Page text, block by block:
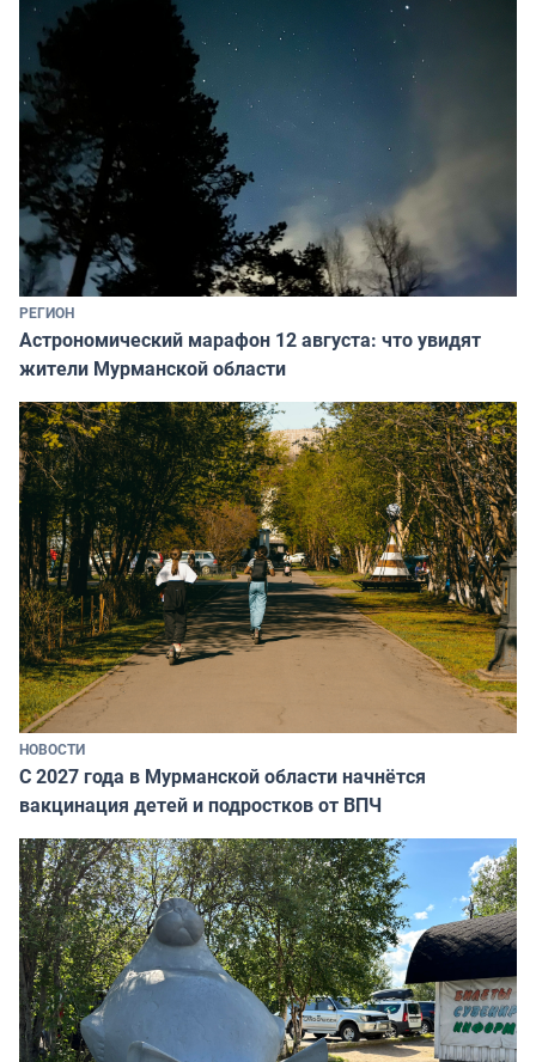
РЕГИОН
Астрономический марафон 12 августа: что увидят
жители Мурманской области
НОВОСТИ
С 2027 года в Мурманской области начнётся
вакцинация детей и подростков от ВПЧ